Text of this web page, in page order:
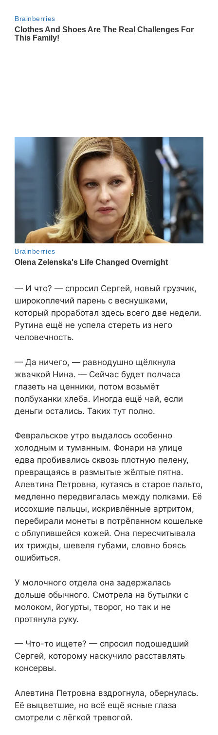
— И что? — спросил Сергей, новый грузчик,
широкоплечий парень с веснушками,
который проработал здесь всего две недели.
Рутина ещё не успела стереть из него
человечность.
— Да ничего, — равнодушно щёлкнула
жвачкой Нина. — Сейчас будет полчаса
глазеть на ценники, потом возьмёт
полбуханки хлеба. Иногда ещё чай, если
деньги остались. Таких тут полно.
Февральское утро выдалось особенно
холодным и туманным. Фонари на улице
едва пробивались сквозь плотную пелену,
превращаясь в размытые жёлтые пятна.
Алевтина Петровна, кутаясь в старое пальто,
медленно передвигалась между полками. Её
иссохшие пальцы, искривлённые артритом,
перебирали монеты в потрёпанном кошельке
с облупившейся кожей. Она пересчитывала
их трижды, шевеля губами, словно боясь
ошибиться.
У молочного отдела она задержалась
дольше обычного. Смотрела на бутылки с
молоком, йогурты, творог, но так и не
протянула руку.
— Что-то ищете? — спросил подошедший
Сергей, которому наскучило расставлять
консервы.
Алевтина Петровна вздрогнула, обернулась.
Её выцветшие, но всё ещё ясные глаза
смотрели с лёгкой тревогой.